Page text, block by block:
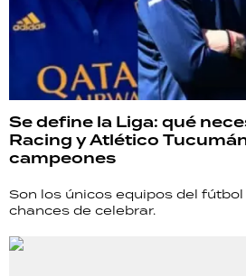
Se define la Liga: qué
Racing y Atlético
campeones
Son los únicos equipos del
chances de celebrar.